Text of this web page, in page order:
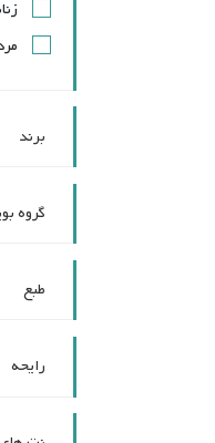
برند
گروه
طبع
رایحه